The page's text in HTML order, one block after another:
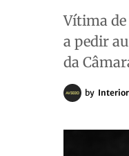
Vítima
a pedir
da
by Interior